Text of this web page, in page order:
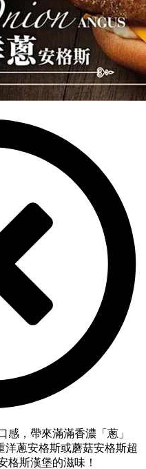
感，帶來滿滿香濃「蔥」
洋蔥安格斯或蘑菇安格斯超
格斯漢堡的滋味！